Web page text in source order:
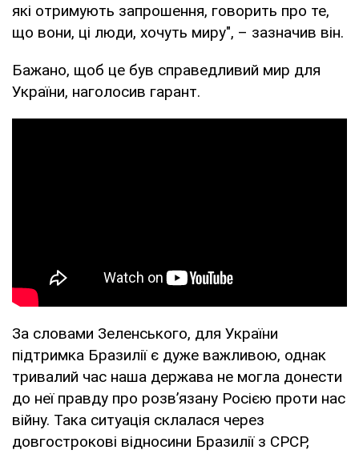
які отримують запрошення, говорить про те,
що вони, ці люди, хочуть миру", – зазначив він.
Бажано, щоб це був справедливий мир для
України, наголосив гарант.
За словами Зеленського, для України
підтримка Бразилії є дуже важливою, однак
тривалий час наша держава не могла донести
до неї правду про розвʼязану Росією проти нас
війну. Така ситуація склалася через
довгострокові відносини Бразилії з СРСР,